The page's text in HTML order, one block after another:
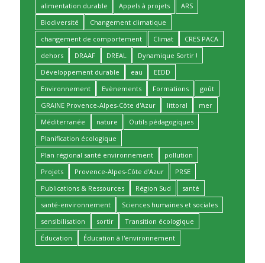
alimentation durable
Appels à projets
ARS
Biodiversité
Changement climatique
changement de comportement
Climat
CRES PACA
dehors
DRAAF DREAL
Dynamique Sortir !
Développement durable
eau
EEDD
Environnement
Evènements Formations
goût
GRAINE Provence-Alpes-Côte d'Azur
littoral
mer
Méditerranée
nature
Outils pédagogiques
Planification écologique
Plan régional santé environnement
pollution
Projets
Provence-Alpes-Côte d'Azur
PRSE
Publications & Ressources
Région Sud
santé
santé-environnement
Sciences humaines et sociales
sensibilisation
sortir
Transition écologique
Éducation
Éducation à l'environnement